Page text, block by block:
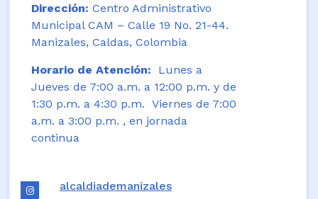
Dirección: Centro Administrativo
Municipal CAM – Calle 19 No. 21-44.
Manizales, Caldas, Colombia
Horario de Atención: Lunes a
Jueves de 7:00 a.m. a 12:00 p.m. y de
1:30 p.m. a 4:30 p.m. Viernes de 7:00
a.m. a 3:00 p.m. , en jornada
continua
alcaldiademanizales